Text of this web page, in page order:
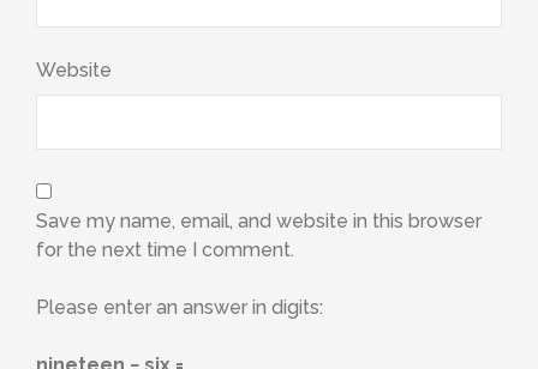
Website
Save my name, email, and website in this browser
for the next time I comment.
Please enter an answer in digits:
nineteen − six =